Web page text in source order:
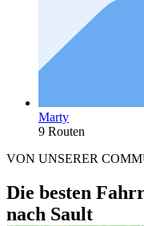
Marty
9 Routen
VON UNSERER
Die besten
nach Sault